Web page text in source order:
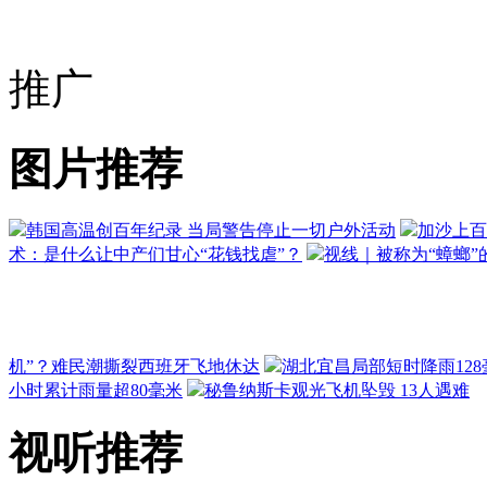
推广
图片推荐
韩国高温创百年纪录 当局警告停止一切户外活动
加沙上
术：是什么让中产们甘心“花钱找虐”？
视线｜被称为“蟑螂
机”？难民潮撕裂西班牙飞地休达
湖北宜昌局部短时降雨
小时累计雨量超80毫米
秘鲁纳斯卡观光飞机坠毁 13人遇难
视听推荐